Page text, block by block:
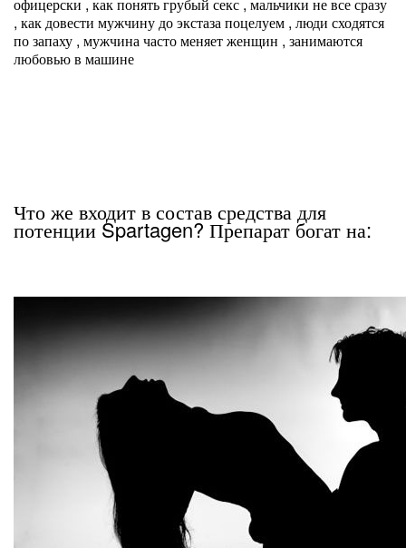
, как довести мужчину до экстаза поцелуем , люди сходятся
по запаху , мужчина часто меняет женщин , занимаются
любовью в машине
Что же входит в состав средства для
потенции Spartagen? Препарат богат на: